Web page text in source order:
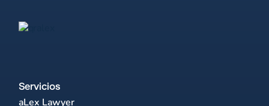
Servicios
aLex Lawyer